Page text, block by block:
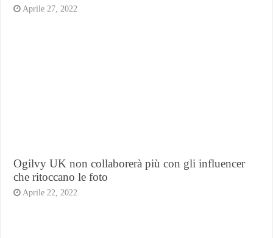
Aprile 27, 2022
Ogilvy UK non collaborerà più con gli influencer
che ritoccano le foto
Aprile 22, 2022